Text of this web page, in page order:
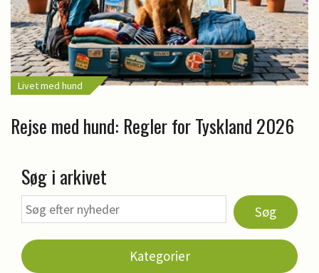
Livet med hund
Rejse med hund: Regler for Tyskland 2026
Søg i arkivet
Søg
Kategorier